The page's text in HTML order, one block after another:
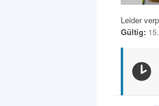
Leider
Gültig: